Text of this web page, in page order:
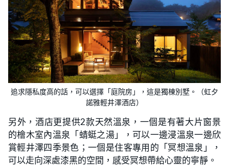
追求隱私度高的話，可以選擇「庭院房」，這是獨棟別墅。（虹夕
諾雅輕井澤酒店）
另外，酒店更提供2款天然溫泉，一個是有著大片窗景
的檜木室內溫泉「蜻蜓之湯」，可以一邊浸溫泉一邊欣
賞輕井澤四季景色；一個是住客專用的「冥想溫泉」，
可以走向深處漆黑的空間，感受冥想帶給心靈的寧靜。